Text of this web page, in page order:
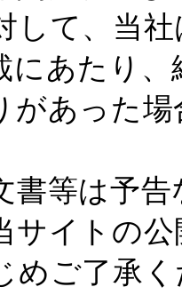
して、当
にあたり
があった
書等は予
サイトの
めご了承